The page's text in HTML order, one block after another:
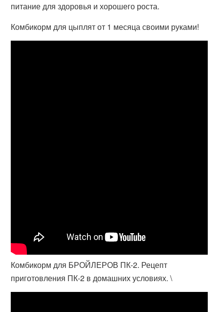
питание для здоровья и хорошего роста.
Комбикорм для цыплят от 1 месяца своими руками!
Комбикорм для БРОЙЛЕРОВ ПК-2. Рецепт
приготовления ПК-2 в домашних условиях. \